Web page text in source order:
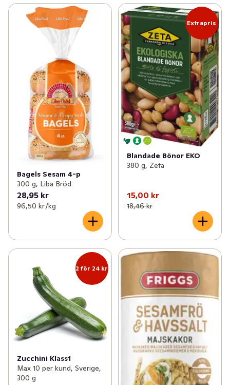
Bagels Sesam 4-p
300 g, Liba Bröd
28,95 kr
96,50 kr /kg
Extrapris
Blandade Bönor EKO
380 g, Zeta
15,00 kr
18,46 kr
2 för 24 kr
Zucchini Klass1
Max 10 per kund, Sverige,
300 g